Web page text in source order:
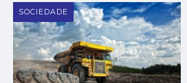
SOCIEDADE